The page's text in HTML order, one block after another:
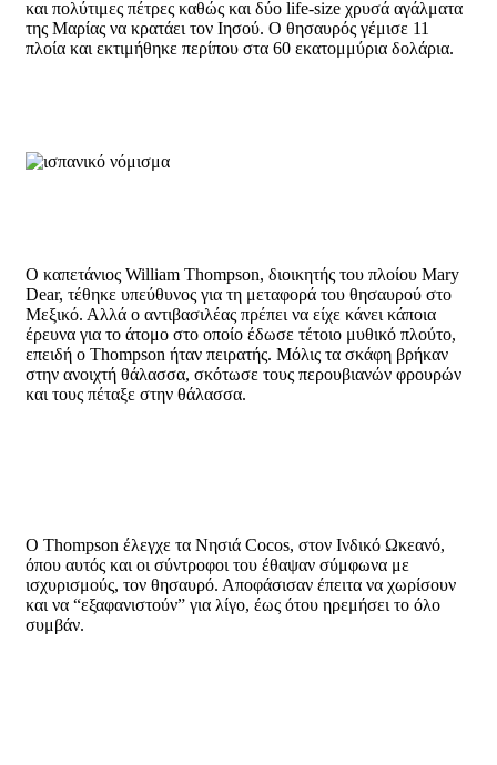
και πολύτιμες πέτρες καθώς και δύο life-size χρυσά αγάλματα
της Μαρίας να κρατάει τον Ιησού. Ο θησαυρός γέμισε 11
πλοία και εκτιμήθηκε περίπου στα 60 εκατομμύρια δολάρια.
Ο καπετάνιος William Thompson, διοικητής του πλοίου Mary
Dear, τέθηκε υπεύθυνος για τη μεταφορά του θησαυρού στο
Μεξικό. Αλλά ο αντιβασιλέας πρέπει να είχε κάνει κάποια
έρευνα για το άτομο στο οποίο έδωσε τέτοιο μυθικό πλούτο,
επειδή ο Thompson ήταν πειρατής. Μόλις τα σκάφη βρήκαν
στην ανοιχτή θάλασσα, σκότωσε τους περουβιανών φρουρών
και τους πέταξε στην θάλασσα.
Ο Thompson έλεγχε τα Νησιά Cocos, στον Ινδικό Ωκεανό,
όπου αυτός και οι σύντροφοι του έθαψαν σύμφωνα με
ισχυρισμούς, τον θησαυρό. Αποφάσισαν έπειτα να χωρίσουν
και να “εξαφανιστούν” για λίγο, έως ότου ηρεμήσει το όλο
συμβάν.